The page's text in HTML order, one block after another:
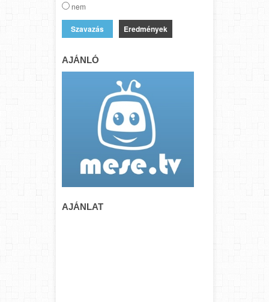
nem
Eredmények
AJÁNLÓ
AJÁNLAT